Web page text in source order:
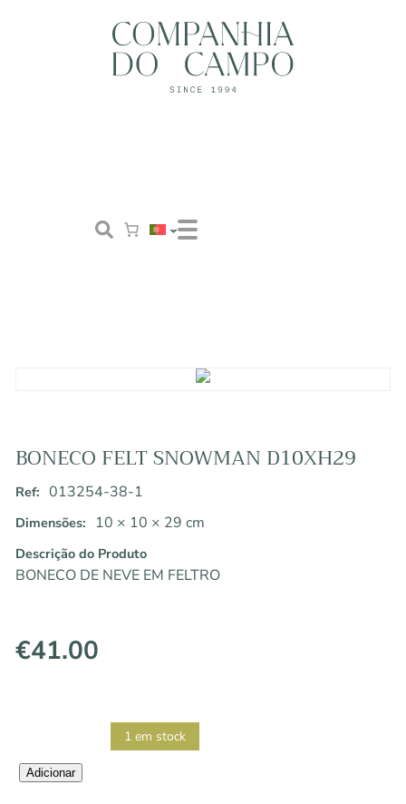
BONECO FELT SNOWMAN D10XH29
Ref: 013254-38-1
Dimensões: 10 × 10 × 29 cm
Descrição do Produto
BONECO DE NEVE EM FELTRO
€41.00
1 em stock
Quantidade
Adicionar